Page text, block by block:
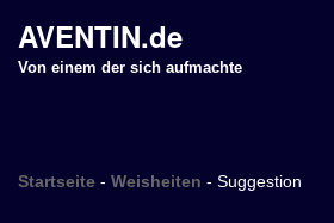
Z
n
AVENTIN.de
Von einem der sich aufmachte
Startseite - Weisheiten - Suggestion